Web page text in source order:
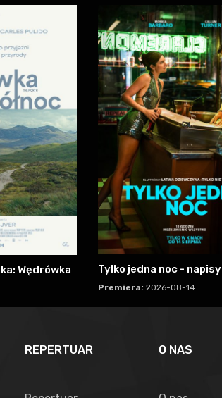
Wędrówka
Tylko jedna noc - napisy
Premiera: 2026-08-14
REPERTUAR O NAS